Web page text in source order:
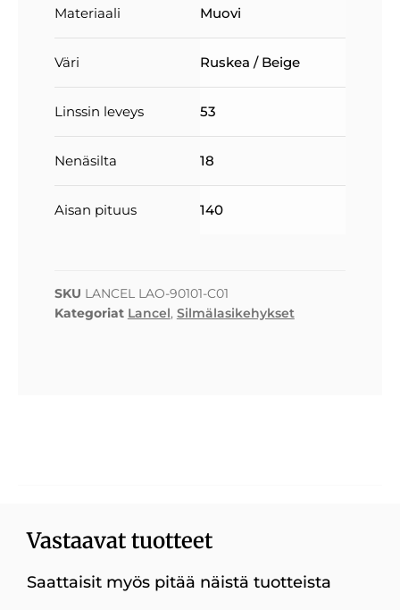
Materiaali Muovi
Väri Ruskea / Beige
Linssin leveys 53
Nenäsilta 18
Aisan pituus 140
SKU LANCEL LAO-90101-C01
Kategoriat Lancel, Silmälasikehykset
Vastaavat tuotteet
Saattaisit myös pitää näistä tuotteista